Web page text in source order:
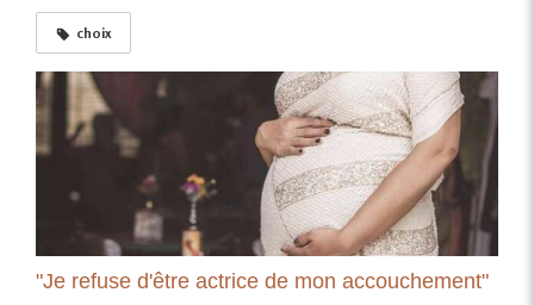
choix
"Je refuse d'être actrice de mon accouchement"